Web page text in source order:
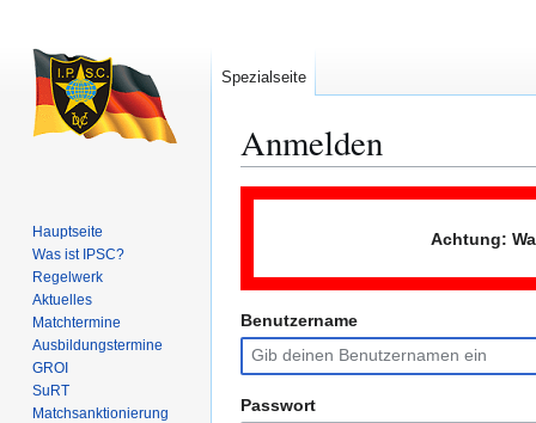
Anmelden
Zur
Zur
Achtung:
Benutzername
Passwort
Spezialseite
Hauptseite
Was ist IPSC?
Regelwerk
Aktuelles
Matchtermine
Ausbildungs­termine
GROI
SuRT
Match­sanktionierung